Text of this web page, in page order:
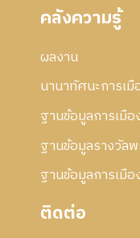
คลังความรู้
ผลงาน
นานาทัศนะการเมื
ฐานข้อมูลการเมื
ฐานข้อมูลรางวัลพ
ฐานข้อมูลการเมื
ติดต่อ